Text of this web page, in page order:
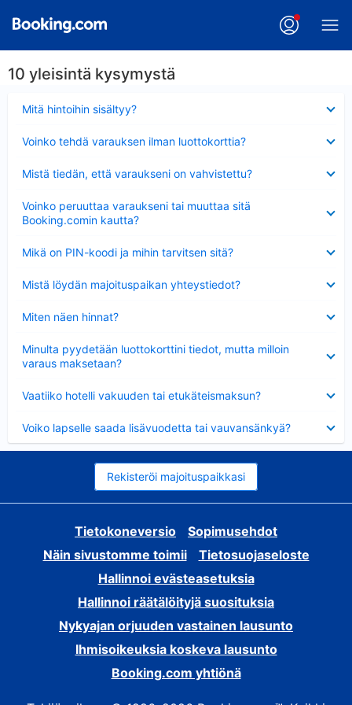
10 yleisintä kysymystä
Mitä hintoihin sisältyy?
Voinko tehdä varauksen ilman luottokorttia?
Mistä tiedän, että varaukseni on vahvistettu?
Voinko peruuttaa varaukseni tai muuttaa sitä
Booking.comin kautta?
Mikä on PIN-koodi ja mihin tarvitsen sitä?
Mistä löydän majoituspaikan yhteystiedot?
Miten näen hinnat?
Minulta pyydetään luottokorttini tiedot, mutta milloin
varaus maksetaan?
Vaatiiko hotelli vakuuden tai etukäteismaksun?
Voiko lapselle saada lisävuodetta tai vauvansänkyä?
Rekisteröi majoituspaikkasi
Tietokoneversio
Sopimusehdot
Näin sivustomme toimii
Tietosuojaseloste
Hallinnoi evästeasetuksia
Hallinnoi räätälöityjä suosituksia
Nykyajan orjuuden vastainen lausunto
Ihmisoikeuksia koskeva lausunto
Booking.com yhtiönä